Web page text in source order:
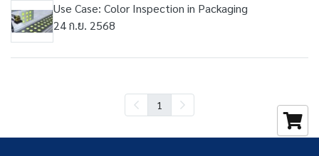
Use Case: Color Inspection in Packaging
24 ก.ย. 2568
1